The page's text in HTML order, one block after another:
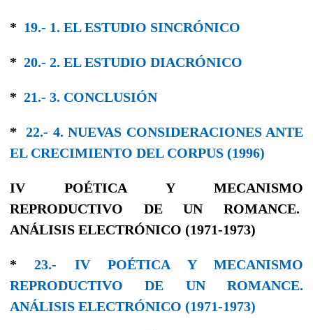
* 19.- 1. EL ESTUDIO SINCRÓNICO
* 20.- 2. EL ESTUDIO DIACRÓNICO
* 21.- 3. CONCLUSIÓN
* 22.- 4. NUEVAS CONSIDERACIONES ANTE
EL CRECIMIENTO DEL CORPUS (1996)
IV POÉTICA Y MECANISMO
REPRODUCTIVO DE UN ROMANCE.
ANÁLISIS ELECTRÓNICO (1971-1973)
*
23.- IV POÉTICA Y MECANISMO
REPRODUCTIVO DE UN ROMANCE.
ANÁLISIS ELECTRÓNICO (1971-1973)